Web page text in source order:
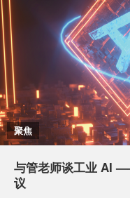
聚焦
与管老师谈工业 AI
议